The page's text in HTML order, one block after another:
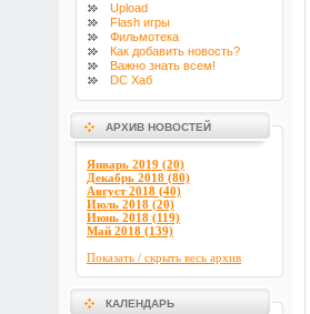
Upload
Flash игры
Фильмотека
Как добавить новость?
Важно знать всем!
DC Хаб
АРХИВ НОВОСТЕЙ
Январь 2019 (20)
Декабрь 2018 (80)
Август 2018 (40)
Июль 2018 (20)
Июнь 2018 (119)
Май 2018 (139)
Показать / скрыть весь архив
КАЛЕНДАРЬ